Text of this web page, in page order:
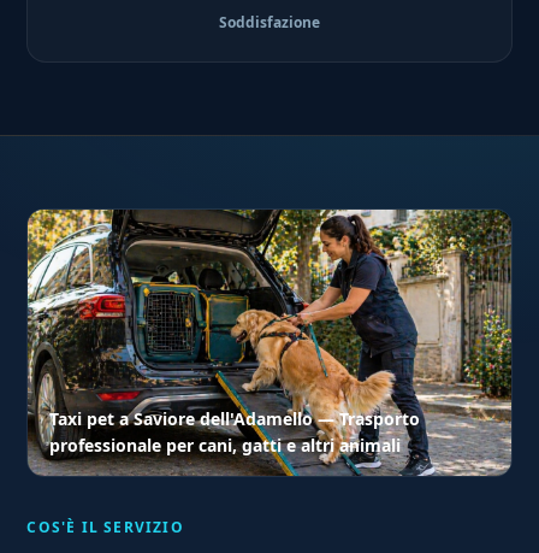
Soddisfazione
Taxi pet a Saviore dell'Adamello — Trasporto
professionale per cani, gatti e altri animali
COS'È IL SERVIZIO